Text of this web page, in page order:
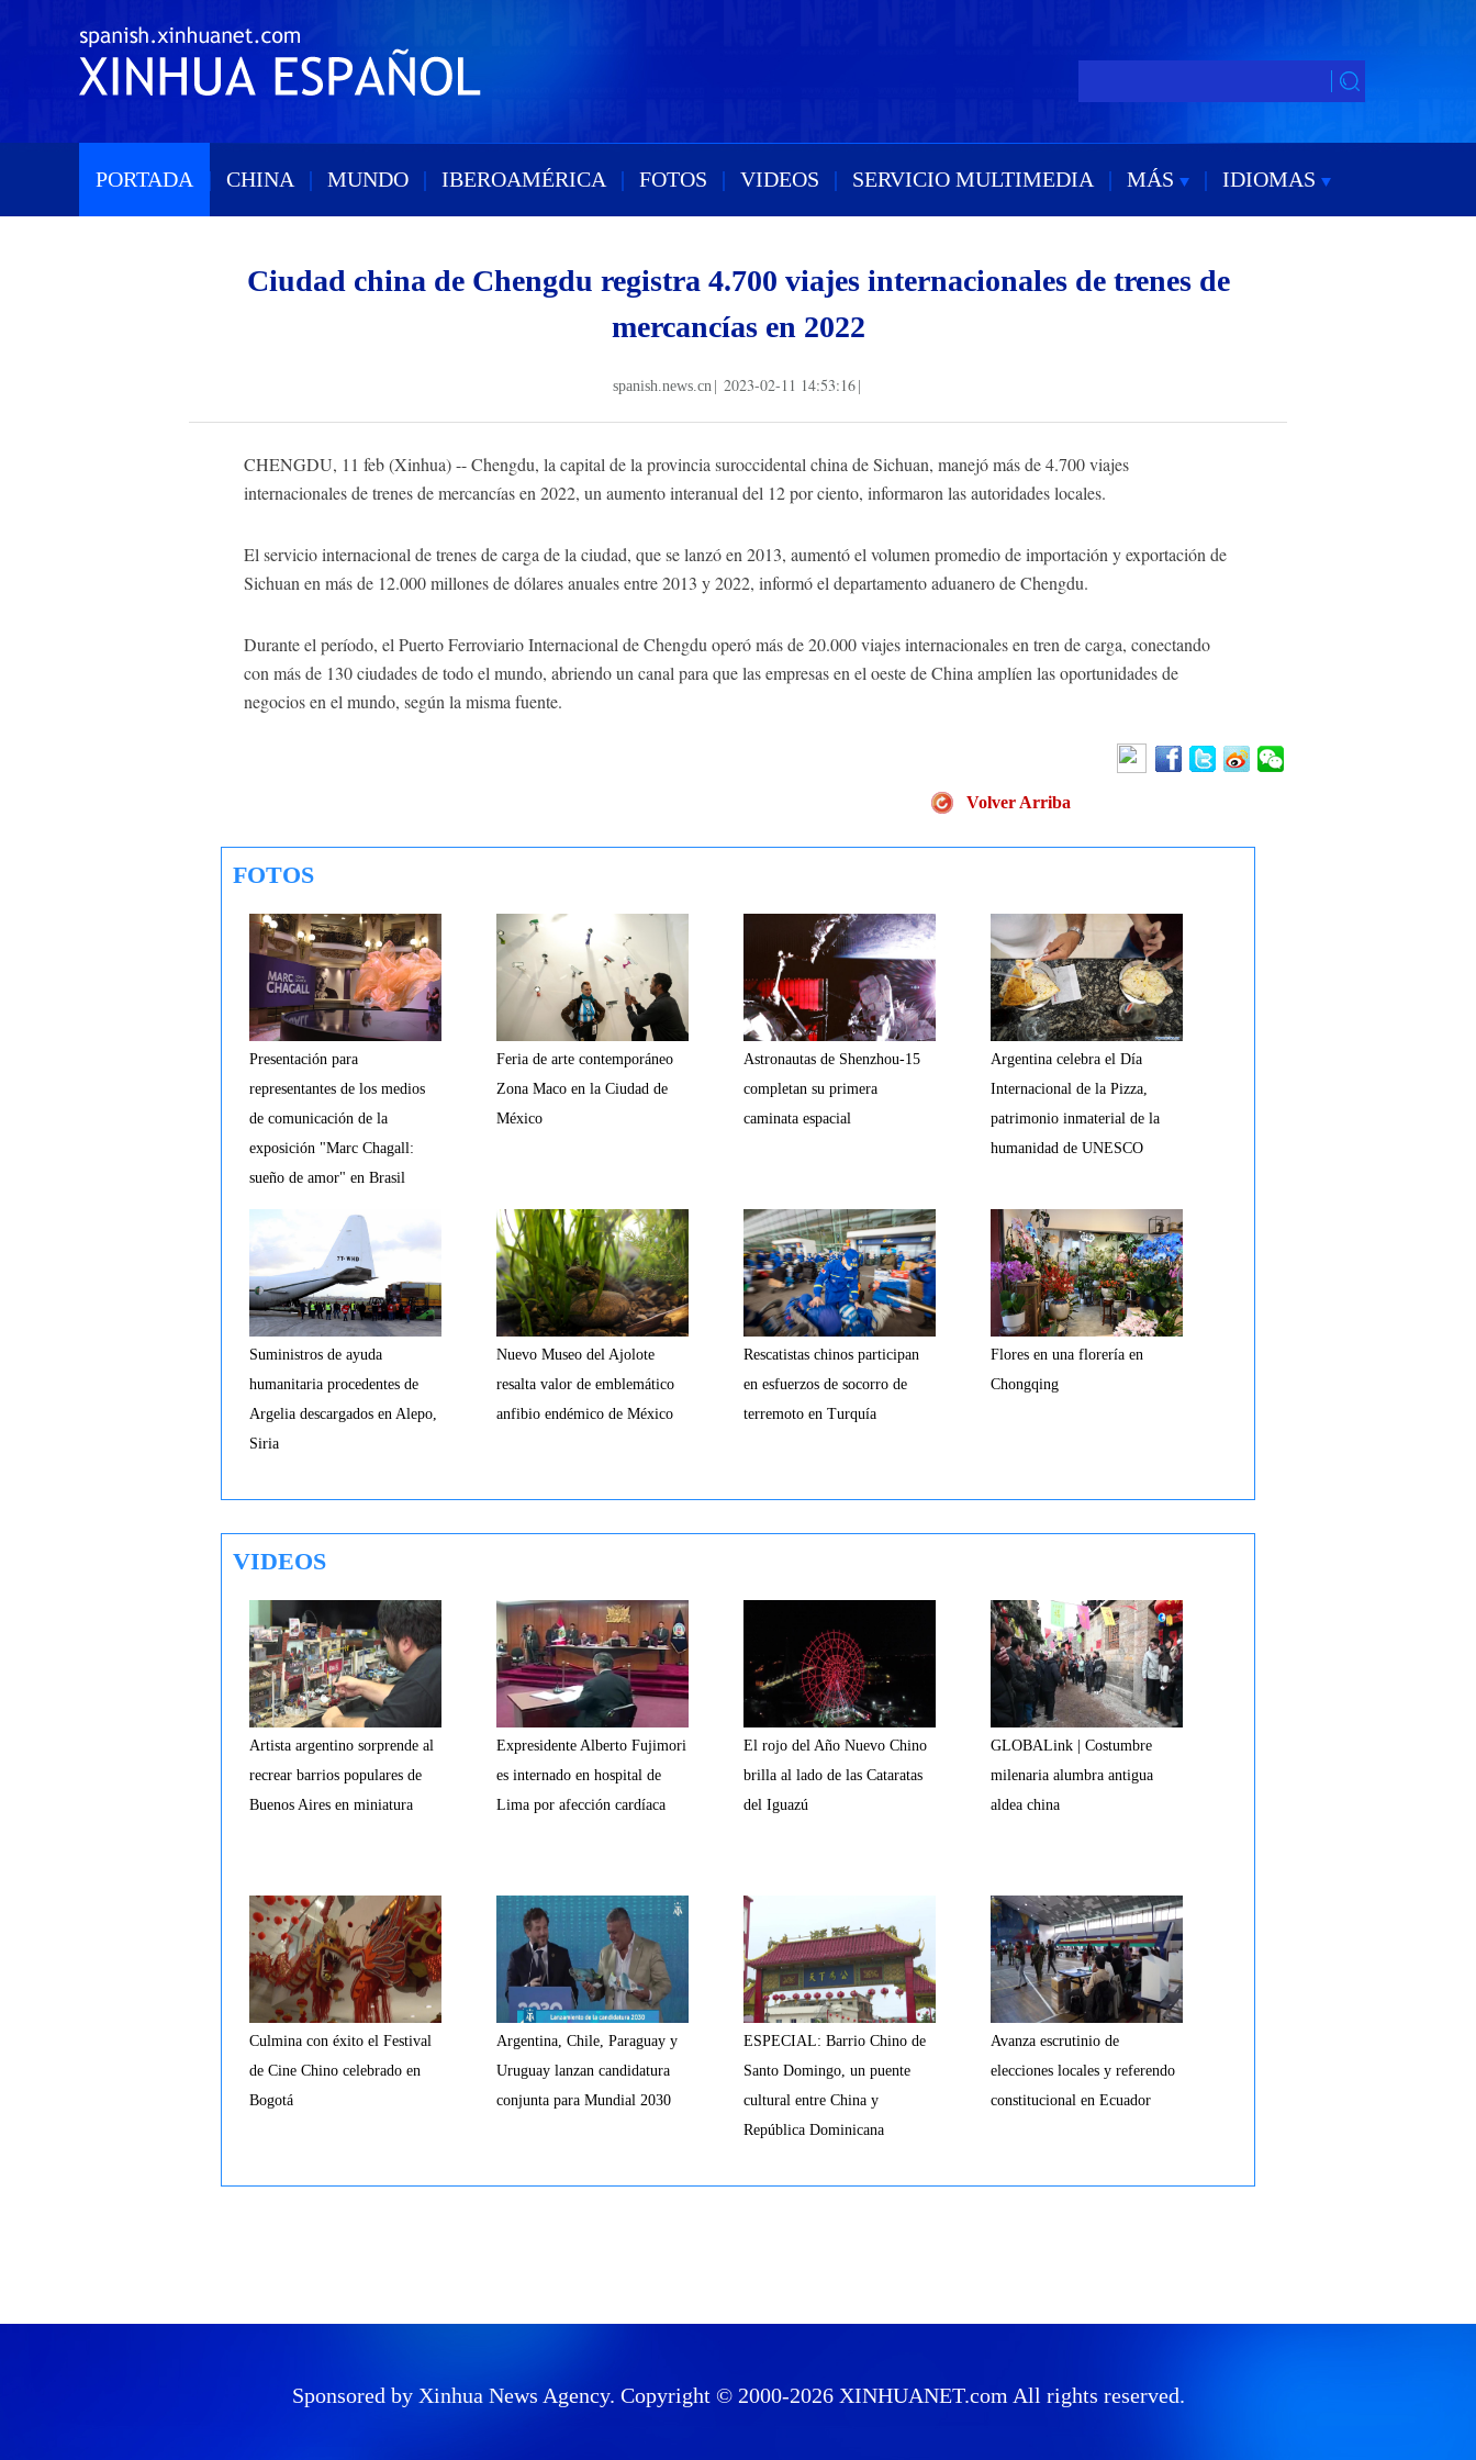
PORTADA | CHINA | MUNDO | IBEROAMÉRICA | FOTOS | VIDEOS | SERVICIO MULTIMEDIA | MÁS | IDIOMAS
Ciudad china de Chengdu registra 4.700 viajes internacionales de trenes de
mercancías en 2022
spanish.news.cn 2023-02-11 14:53:16
CHENGDU, 11 feb (Xinhua) -- Chengdu, la capital de la provincia suroccidental china de Sichuan, manejó más de 4.700 viajes
internacionales de trenes de mercancías en 2022, un aumento interanual del 12 por ciento, informaron las autoridades locales.
El servicio internacional de trenes de carga de la ciudad, que se lanzó en 2013, aumentó el volumen promedio de importación y exportación de
Sichuan en más de 12.000 millones de dólares anuales entre 2013 y 2022, informó el departamento aduanero de Chengdu.
Durante el período, el Puerto Ferroviario Internacional de Chengdu operó más de 20.000 viajes internacionales en tren de carga, conectando
con más de 130 ciudades de todo el mundo, abriendo un canal para que las empresas en el oeste de China amplíen las oportunidades de
negocios en el mundo, según la misma fuente.
Volver Arriba
FOTOS
Presentación para
representantes de los medios
de comunicación de la
exposición "Marc Chagall:
sueño de amor" en Brasil
Feria de arte contemporáneo
Zona Maco en la Ciudad de
México
Astronautas de Shenzhou-15
completan su primera
caminata espacial
Argentina celebra el Día
Internacional de la Pizza,
patrimonio inmaterial de la
humanidad de UNESCO
Suministros de ayuda
humanitaria procedentes de
Argelia descargados en Alepo,
Siria
Nuevo Museo del Ajolote
resalta valor de emblemático
anfibio endémico de México
Rescatistas chinos participan
en esfuerzos de socorro de
terremoto en Turquía
Flores en una florería en
Chongqing
VIDEOS
Artista argentino sorprende al
recrear barrios populares de
Buenos Aires en miniatura
Expresidente Alberto Fujimori
es internado en hospital de
Lima por afección cardíaca
El rojo del Año Nuevo Chino
brilla al lado de las Cataratas
del Iguazú
GLOBALink | Costumbre
milenaria alumbra antigua
aldea china
Culmina con éxito el Festival
de Cine Chino celebrado en
Bogotá
Argentina, Chile, Paraguay y
Uruguay lanzan candidatura
conjunta para Mundial 2030
ESPECIAL: Barrio Chino de
Santo Domingo, un puente
cultural entre China y
República Dominicana
Avanza escrutinio de
elecciones locales y referendo
constitucional en Ecuador
Sponsored by Xinhua News Agency. Copyright © 2000-2026 XINHUANET.com All rights reserved.